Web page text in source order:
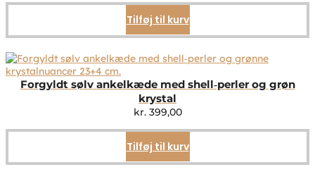
Tilføj til kurv
Forgyldt sølv ankelkæde med shell‑perler og grøn
krystal
kr.399,00
Tilføj til kurv